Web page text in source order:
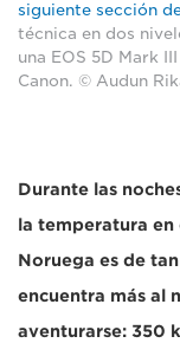
siguiente sección
técnica en dos
una EOS 5D Mark
Canon. © Audun
Durante las
la temperatura
Noruega es de
encuentra más al
aventurarse: 350